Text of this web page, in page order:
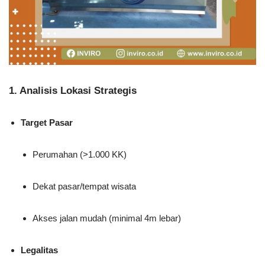
1. Analisis Lokasi Strategis
Target Pasar
Perumahan (>1.000 KK)
Dekat pasar/tempat wisata
Akses jalan mudah (minimal 4m lebar)
Legalitas